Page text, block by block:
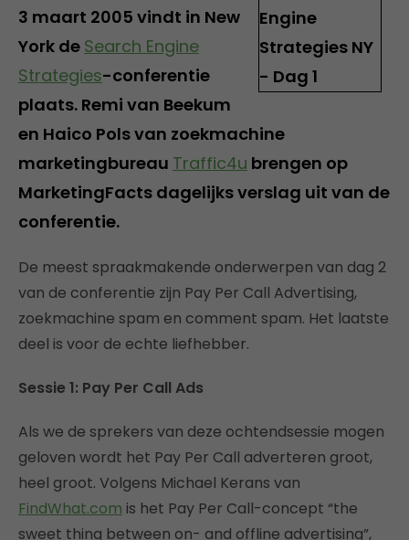
3 maart 2005 vindt in New
York de Search Engine
Strategies-conferentie
plaats. Remi van Beekum
en Haico Pols van zoekmachine
marketingbureau Traffic4u brengen op
MarketingFacts dagelijks verslag uit van de
conferentie.
De meest spraakmakende onderwerpen van dag 2
van de conferentie zijn Pay Per Call Advertising,
zoekmachine spam en comment spam. Het laatste
deel is voor de echte liefhebber.
Sessie 1: Pay Per Call Ads
Als we de sprekers van deze ochtendsessie mogen
geloven wordt het Pay Per Call adverteren groot,
heel groot. Volgens Michael Kerans van
FindWhat.com is het Pay Per Call-concept “the
sweet thing between on- and offline advertising”,